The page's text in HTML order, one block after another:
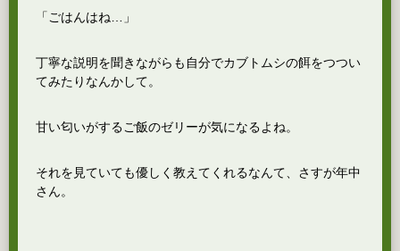
「ごはんはね…」
丁寧な説明を聞きながらも自分でカブトムシの餌をつつい
てみたりなんかして。
甘い匂いがするご飯のゼリーが気になるよね。
それを見ていても優しく教えてくれるなんて、さすが年中
さん。